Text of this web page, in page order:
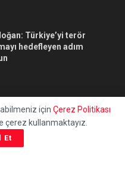
Türkiye’yi terör
hedefleyen adım
için Çerez Politikası
çerez kullanmaktayız.
Et